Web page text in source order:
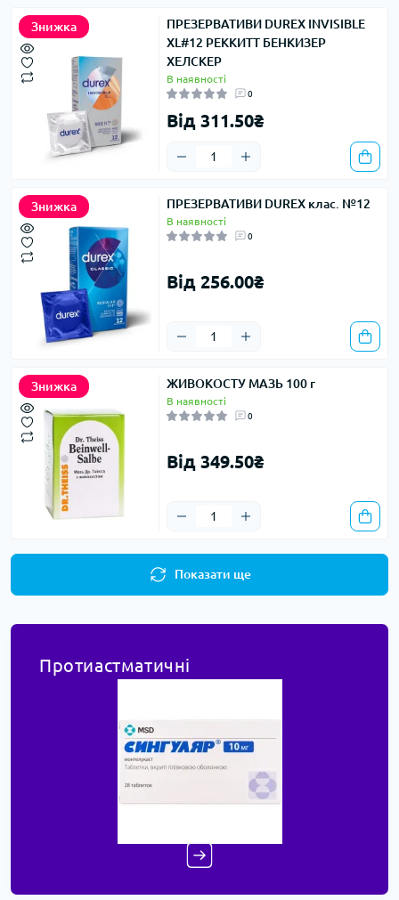
Знижка
ПРЕЗЕРВАТИВИ DUREX INVISIBLE
XL#12 РЕККИТТ БЕНКИЗЕР
ХЕЛСКЕР
В наявності
0
Від 311.50₴
Знижка ПРЕЗЕРВАТИВИ DUREX клас. №12
В наявності
0
Від 256.00₴
Знижка ЖИВОКОСТУ МАЗЬ 100 г
В наявності
0
Від 349.50₴
Показати ще
Протиастматичні